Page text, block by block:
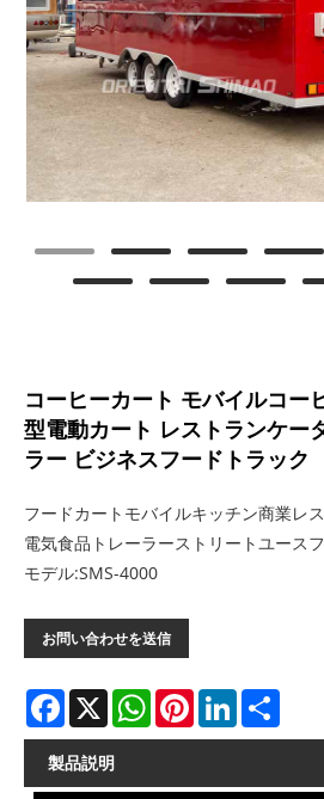
コーヒーカート モバイルコー
型電動カート レストランケー
ラー ビジネスフードトラック
フードカートモバイルキッチン商業レ
電気食品トレーラーストリートユース
モデル:SMS-4000
お問い合わせを送信
Facebook
X WhatsAppPinterestLinkedIn
製品説明